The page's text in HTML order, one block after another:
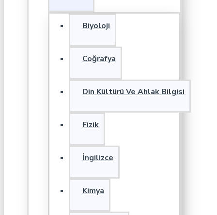
Biyoloji
Coğrafya
Din Kültürü Ve Ahlak Bilgisi
Fizik
İngilizce
Kimya